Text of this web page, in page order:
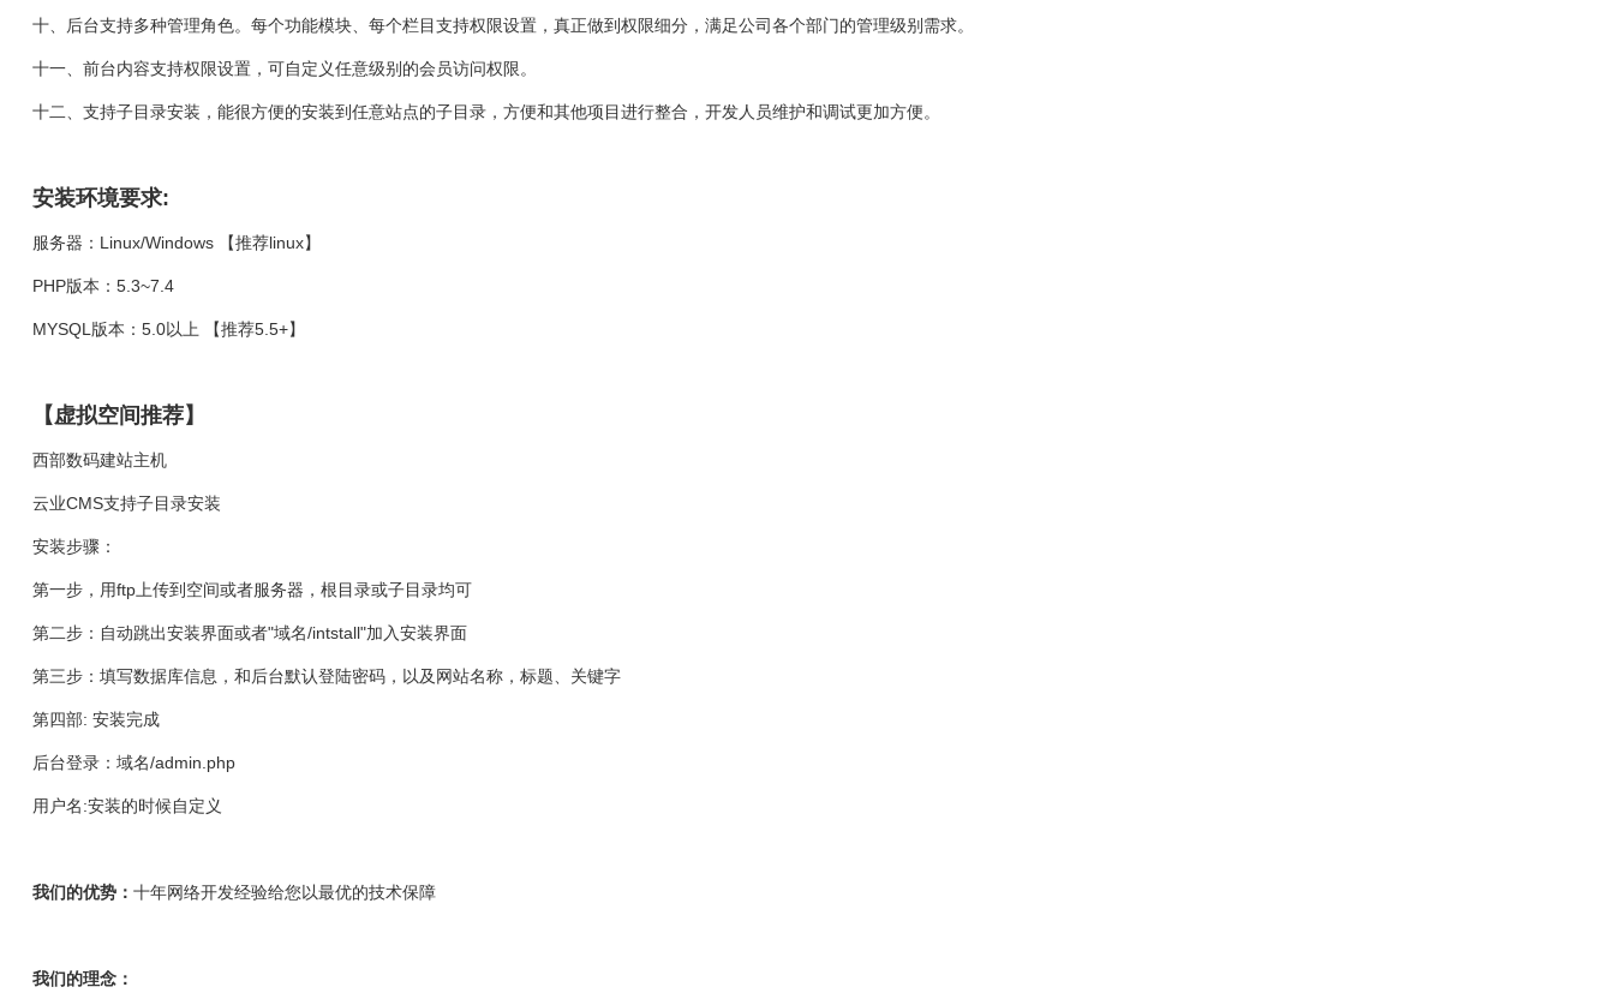
十、后台支持多种管理角色。每个功能模块、每个栏目支持权限设置，真正做到权限细分，满足公司各个部门的管理级别需求。
十一、前台内容支持权限设置，可自定义任意级别的会员访问权限。
十二、支持子目录安装，能很方便的安装到任意站点的子目录，方便和其他项目进行整合，开发人员维护和调试更加方便。
安装环境要求:
服务器：Linux/Windows 【推荐linux】
PHP版本：5.3~7.4
MYSQL版本：5.0以上 【推荐5.5+】
【虚拟空间推荐】
西部数码建站主机
云业CMS支持子目录安装
安装步骤：
第一步，用ftp上传到空间或者服务器，根目录或子目录均可
第二步：自动跳出安装界面或者"域名/intstall"加入安装界面
第三步：填写数据库信息，和后台默认登陆密码，以及网站名称，标题、关键字
第四部: 安装完成
后台登录：域名/admin.php
用户名:安装的时候自定义
我们的优势： 十年网络开发经验给您以最优的技术保障
我们的理念：